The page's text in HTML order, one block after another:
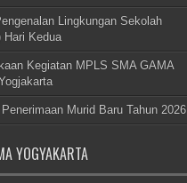
Lingkungan Sekolah
Hari Kedua
Kegiatan MPLS SMA GAMA
Murid Baru Tahun 2026
YOGYAKARTA